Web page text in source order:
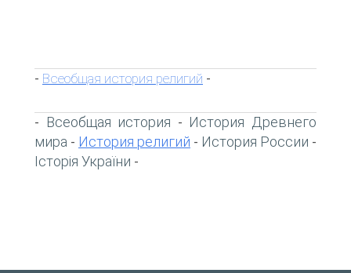
- Всеобщая история религий -
- Всеобщая история - История Древнего
мира - История религий - История России -
Історія України -